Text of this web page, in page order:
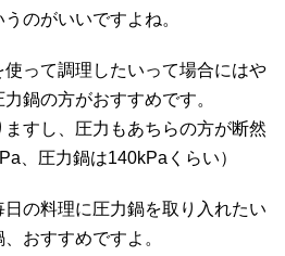
のがいいですよね。
って調理したいって場合にはや
鍋の方がおすすめです。
すし、圧力もあちらの方が断然
、圧力鍋は140kPaくらい）
の料理に圧力鍋を取り入れたい
おすすめですよ。